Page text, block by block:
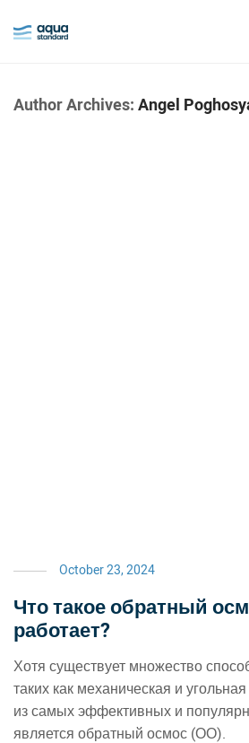
Author Archives: Angel
October 23, 2024
Что такое обратный
работает?
Хотя существует множество
таких как механическая и
из самых эффективных и
является обратный осмос (ОО).